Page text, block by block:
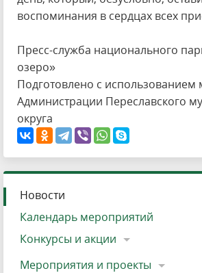
воспоминания в сердцах всех
Пресс-служба национального
озеро»
Подготовлено с использованием
Администрации Переславского
округа
Новости
Календарь мероприятий
Конкурсы и акции
Мероприятия и проекты